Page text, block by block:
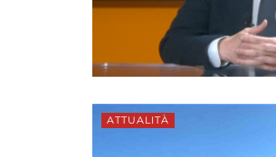
ATTUALITÀ